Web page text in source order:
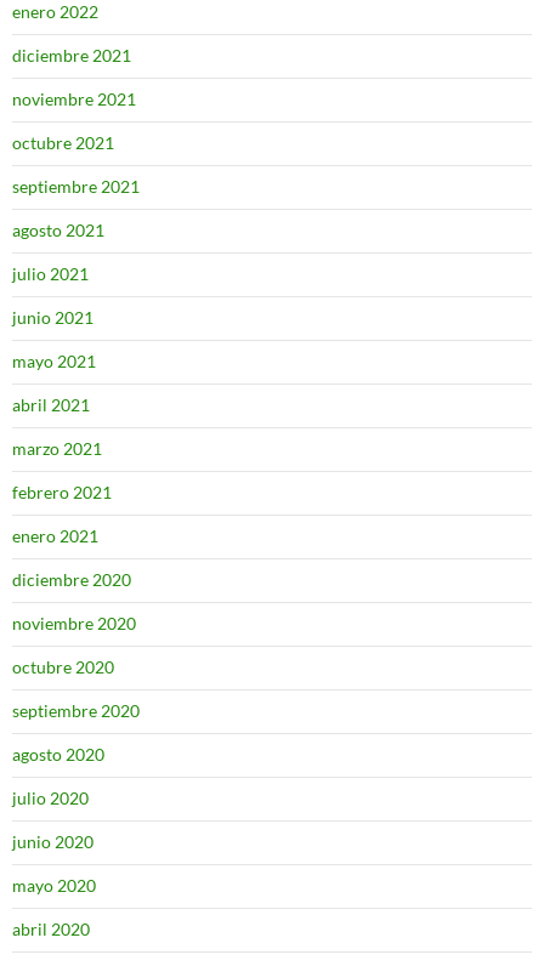
enero 2022
diciembre 2021
noviembre 2021
octubre 2021
septiembre 2021
agosto 2021
julio 2021
junio 2021
mayo 2021
abril 2021
marzo 2021
febrero 2021
enero 2021
diciembre 2020
noviembre 2020
octubre 2020
septiembre 2020
agosto 2020
julio 2020
junio 2020
mayo 2020
abril 2020